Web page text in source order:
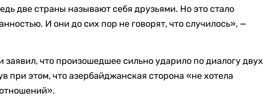
две страны называют себя друзьями. Но это стало
И они до сих пор не говорят, что случилось», —
заявил, что произошедшее сильно ударило по диалогу двух
при этом, что азербайджанская сторона «не хотела